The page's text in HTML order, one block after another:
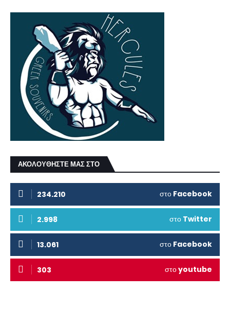
ΑΚΟΛΟΥΘΗΣΤΕ ΜΑΣ ΣΤΟ
234.210 στο Facebook
2.998 στο Twitter
13.061 στο Facebook
303 στοyoutube